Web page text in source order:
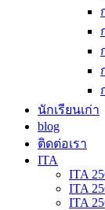
นักเรียนเก่า
blog
ติดต่อเรา
ITA
ITA
ITA
ITA